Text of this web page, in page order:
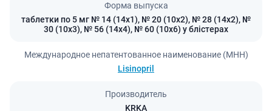
Форма выпуска
таблетки по 5 мг № 14 (14х1), № 20 (10х2), № 28 (14х2), №
30 (10х3), № 56 (14х4), № 60 (10х6) у блістерах
Международное непатентованное наименование (МНН)
Lisinopril
Производитель
KRKA